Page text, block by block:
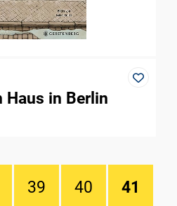
Haus in Berlin
39 40 41